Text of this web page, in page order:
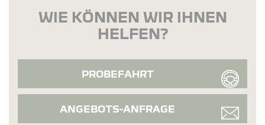
WIE KÖNNEN WIR IHNEN
HELFEN?
PROBEFAHRT
ANGEBOTS-ANFRAGE